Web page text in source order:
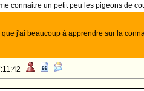
connaitre un petit peu les pigeons de
j'ai beaucoup à apprendre sur la